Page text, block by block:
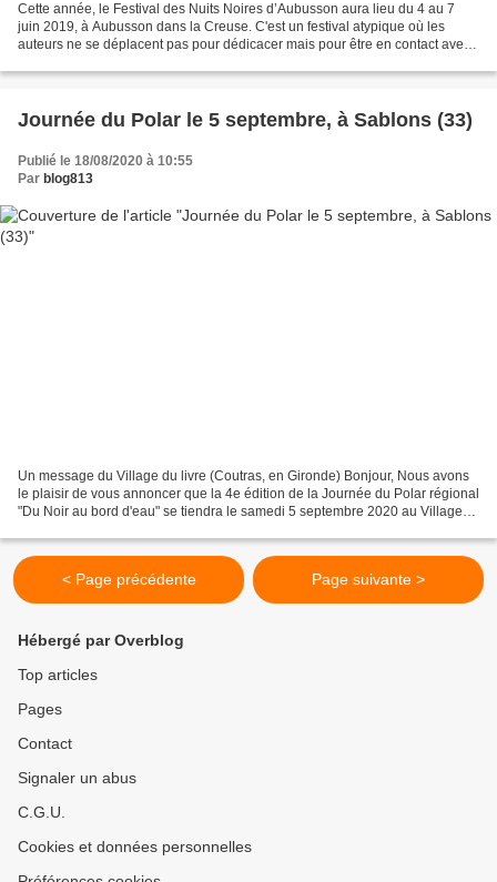
Cette année, le Festival des Nuits Noires d’Aubusson aura lieu du 4 au 7
juin 2019, à Aubusson dans la Creuse. C'est un festival atypique où les
auteurs ne se déplacent pas pour dédicacer mais pour être en contact avec
Journée du Polar le 5 septembre, à Sablons (33)
Publié le 18/08/2020 à 10:55
Par blog813
Un message du Village du livre (Coutras, en Gironde) Bonjour, Nous avons
le plaisir de vous annoncer que la 4e édition de la Journée du Polar régional
"Du Noir au bord d'eau" se tiendra le samedi 5 septembre 2020 au Village
< Page précédente Page suivante >
Hébergé par Overblog
Top articles
Pages
Contact
Signaler un abus
C.G.U.
Cookies et données personnelles